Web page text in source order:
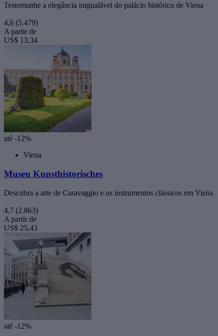
Testemunhe a elegância inigualável do palácio histórico de Viena
4,6 (5.479)
A partir de
US$ 13,34
até -12%
Viena
Museu Kunsthistorisches
Descubra a arte de Caravaggio e os instrumentos clássicos em Viena
4,7 (2.863)
A partir de
US$ 25,43
até -12%